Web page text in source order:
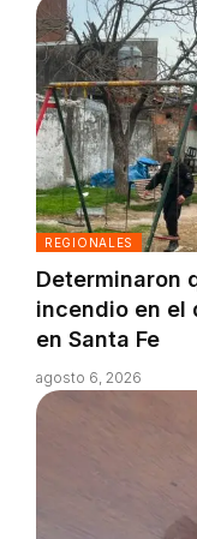
REGIONALES
Determinaron
incendio en el
en Santa Fe
agosto 6, 2026